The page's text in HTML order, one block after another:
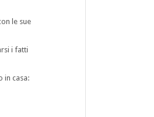
le sue
i fatti
in casa: